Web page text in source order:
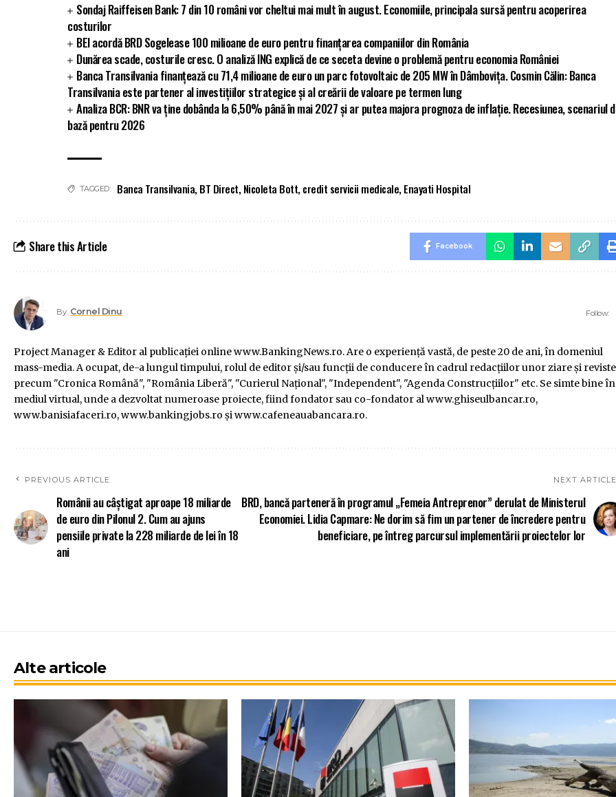
Sondaj Raiffeisen Bank: 7 din 10 români vor cheltui mai mult în august. Economiile, principala sursă pentru acoperirea
costurilor
BEI acordă BRD Sogelease 100 milioane de euro pentru finanțarea companiilor din România
Dunărea scade, costurile cresc. O analiză ING explică de ce seceta devine o problemă pentru economia României
Banca Transilvania finanțează cu 71,4 milioane de euro un parc fotovoltaic de 205 MW în Dâmbovița. Cosmin Călin: Banca
Transilvania este partener al investițiilor strategice și al creării de valoare pe termen lung
Analiza BCR: BNR va ține dobânda la 6,50% până în mai 2027 și ar putea majora prognoza de inflație. Recesiunea, scenariul
bază pentru 2026
TAGGED: Banca Transilvania, BT Direct, Nicoleta Bott, credit servicii medicale, Enayati Hospital
Share this Article Facebook
By Cornel Dinu Follow:
Project Manager & Editor al publicaţiei online www.BankingNews.ro. Are o experienţă vastă, de peste 20 de ani, în domeniul
mass-media. A ocupat, de-a lungul timpului, rolul de editor şi/sau funcţii de conducere în cadrul redacţiilor unor ziare şi
precum "Cronica Română", "România Liberă", "Curierul Naţional", "Independent", "Agenda Construcţiilor" etc. Se simte bine în
mediul virtual, unde a dezvoltat numeroase proiecte, fiind fondator sau co-fondator al www.ghiseulbancar.ro,
www.banisiafaceri.ro, www.bankingjobs.ro şi www.cafeneauabancara.ro.
PREVIOUS ARTICLE
Românii au câștigat aproape 18 miliarde
de euro din Pilonul 2. Cum au ajuns
pensiile private la 228 miliarde de lei în 18
ani
NEXT
BRD, bancă parteneră în programul „Femeia Antreprenor” derulat de Ministerul
Economiei. Lidia Capmare: Ne dorim să fim un partener de încredere pentru
beneficiare, pe întreg parcursul implementării proiectelor lor
Alte articole